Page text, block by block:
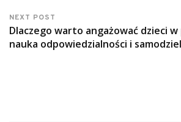
NEXT POST
Dlaczego warto angażować dzieci
nauka odpowiedzialności i